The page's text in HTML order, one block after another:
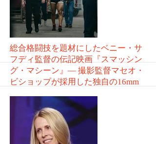
More
総合格闘技を題材にしたベニー・サ
フディ監督の伝記映画『スマッシン
グ・マシーン』― 撮影監督マセオ・
ビショップが採用した独自の16mm
VOL.263